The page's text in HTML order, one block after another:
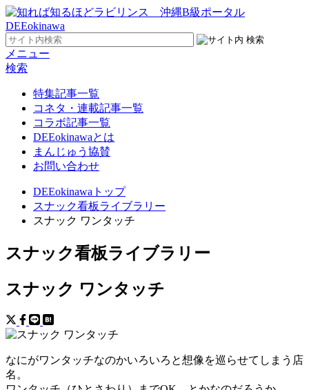
メニュー
検索
特集記事一覧
コネタ・連載記事一覧
コラボ記事一覧
DEEokinawaとは
まんじゅう協賛
お問い合わせ
DEEokinawaトップ
スナック看板ライブラリー
スナック ワンタッチ
スナック看板ライブラリー
スナック ワンタッチ
なにがワンタッチなのかいろいろと想像を巡らせてしまう店
名。